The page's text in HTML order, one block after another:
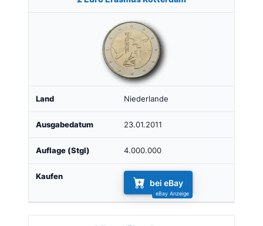
Niederlande
23.01.2011
4.000.000
bei eBay